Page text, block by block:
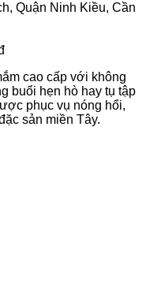
Quận Ninh Kiều, Cần
cao cấp với không
buổi hẹn hò hay tụ tập
phục vụ nóng hổi,
sản miền Tây.